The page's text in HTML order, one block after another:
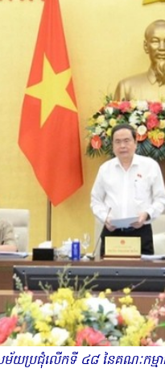
យប្រជុំលើកទី ៤៨ នៃគណៈកម្មាធិ